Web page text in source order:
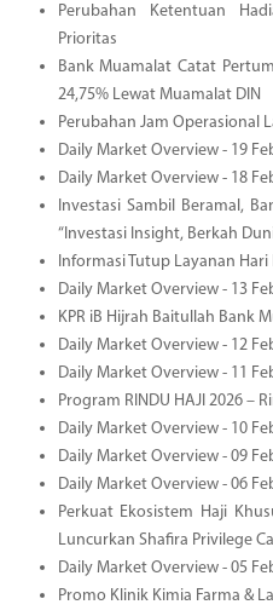
Perubahan Ketentuan
Prioritas
Bank Muamalat Catat
24,75% Lewat Muamalat DIN
Perubahan Jam Operasional
Daily Market Overview - 19
Daily Market Overview - 18
Investasi Sambil Beramal,
“Investasi Insight, Berkah
Informasi Tutup Layanan
Daily Market Overview - 13
KPR iB Hijrah Baitullah Bank
Daily Market Overview - 12
Daily Market Overview - 11
Program RINDU HAJI 2026 –
Daily Market Overview - 10
Daily Market Overview - 09
Daily Market Overview - 06
Perkuat Ekosistem Haji
Luncurkan Shafira Privilege
Daily Market Overview - 05
Promo Klinik Kimia Farma &